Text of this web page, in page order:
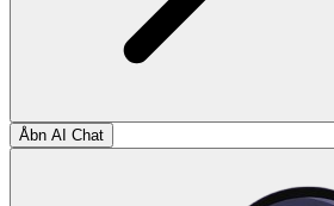
Åbn AI Chat